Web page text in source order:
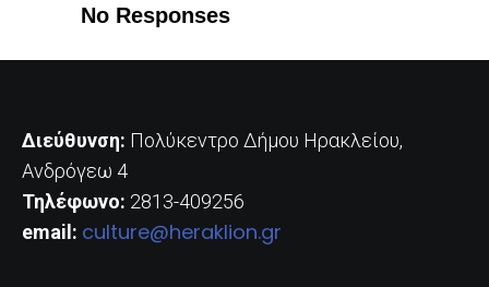
No Responses
Διεύθυνση: Πολύκεντρο Δήμου Ηρακλείου,
Ανδρόγεω 4
Τηλέφωνο: 2813-409256
email: culture@heraklion.gr